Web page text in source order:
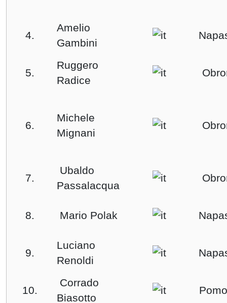
4.
Amelio
Gambini
5.
Ruggero
Radice
6.
Michele
Mignani
7.
Ubaldo
Passalacqua
8. Mario Polak
9.
Luciano
Renoldi
10.
Corrado
Biasotto